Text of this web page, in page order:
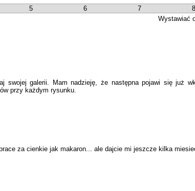
5 6 7 8
Wystawiać
swojej galerii. Mam nadzieję, że następna pojawi się już
przy każdym rysunku.
za cienkie jak makaron... ale dajcie mi jeszcze kilka